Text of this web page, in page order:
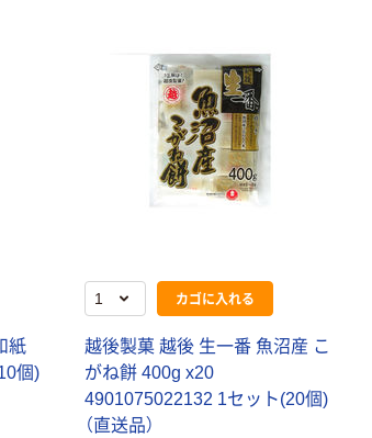
紙
個)
カゴに入れる
越後製菓 越後 生一番 魚沼産 こ
がね餅 400g x20
4901075022132 1セット(20個)
（直送品）